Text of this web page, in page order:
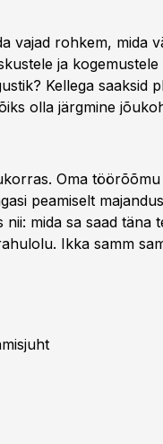
vajad rohkem, mida
ja kogemustele
Kellega saaksid
olla järgmine
Oma
peamiselt
mida sa saad täna
Ikka samm